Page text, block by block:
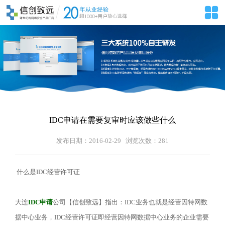
IDC申请在需要复审时应该做些什么
发布日期：2016-02-29 浏览次数： 281
什么是IDC经营许可证
大连IDC申请公司【信创致远】指出：IDC业务也就是经营因特网数
据中心业务，IDC经营许可证即经营因特网数据中心业务的企业需要